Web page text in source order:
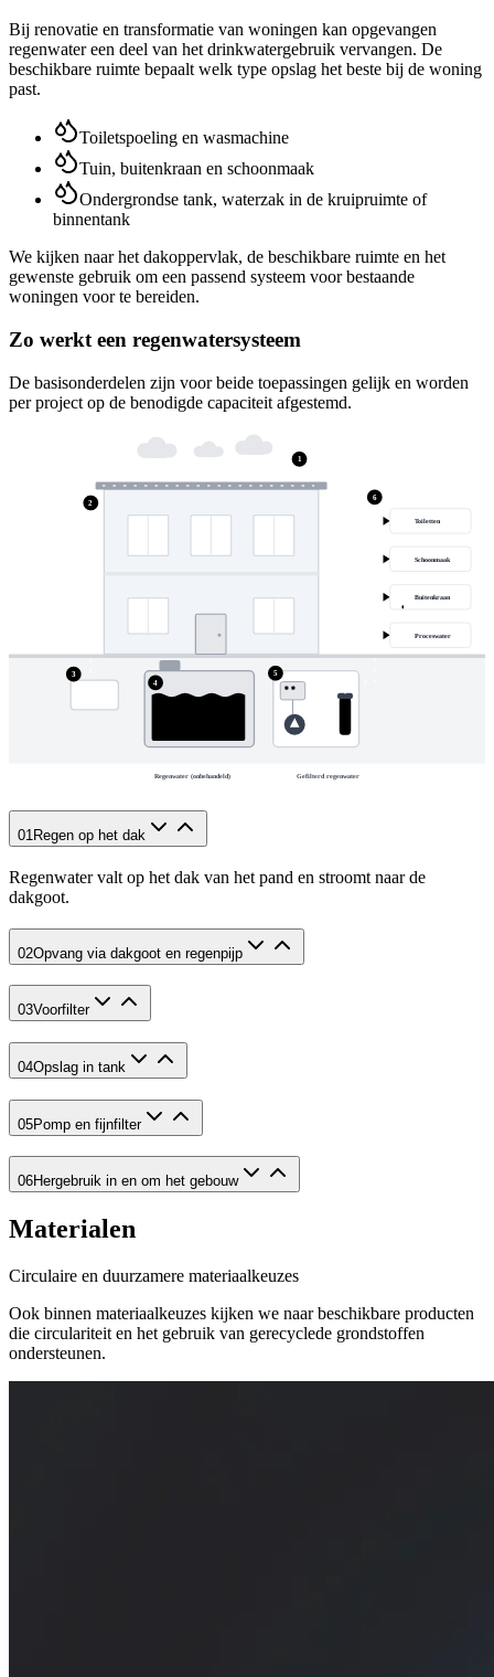
Bij renovatie en transformatie van woningen kan opgevangen
regenwater een deel van het drinkwatergebruik vervangen. De
beschikbare ruimte bepaalt welk type opslag het beste bij de woning
past.
Toiletspoeling en wasmachine
Tuin, buitenkraan en schoonmaak
Ondergrondse tank, waterzak in de kruipruimte of
binnentank
We kijken naar het dakoppervlak, de beschikbare ruimte en het
gewenste gebruik om een passend systeem voor bestaande
woningen voor te bereiden.
Zo werkt een regenwatersysteem
De basisonderdelen zijn voor beide toepassingen gelijk en worden
per project op de benodigde capaciteit afgestemd.
Toiletten
Schoonmaak
Buitenkraan
Proceswater
1
2
3
4
5
6
Regenwater (onbehandeld) Gefilterd regenwater
01Regen op het dak
Regenwater valt op het dak van het pand en stroomt naar de
dakgoot.
02Opvang via dakgoot en regenpijp
03Voorfilter
04Opslag in tank
05Pomp en fijnfilter
06Hergebruik in en om het gebouw
Materialen
Circulaire en duurzamere materiaalkeuzes
Ook binnen materiaalkeuzes kijken we naar beschikbare producten
die circulariteit en het gebruik van gerecyclede grondstoffen
ondersteunen.